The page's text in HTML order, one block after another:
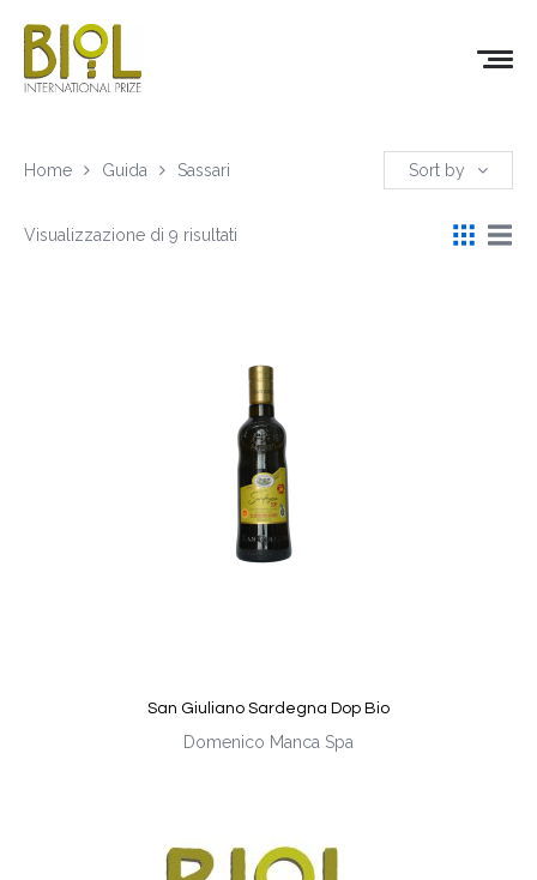
Home Guida Sassari Sort by
Visualizzazione di 9 risultati
San Giuliano Sardegna Dop Bio
Domenico Manca Spa